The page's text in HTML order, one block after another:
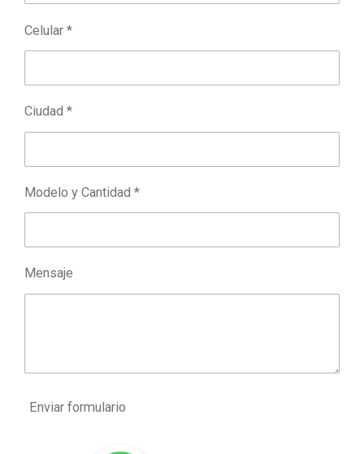
Celular *
Ciudad *
Modelo y Cantidad *
Mensaje
Enviar formulario